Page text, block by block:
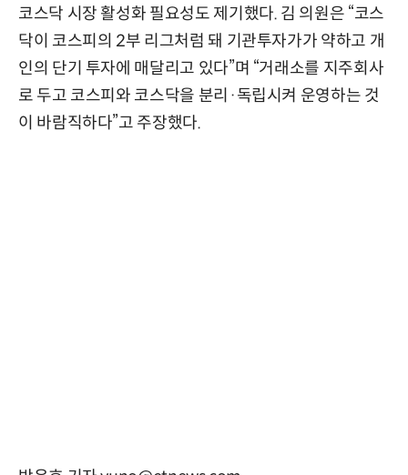
코스닥 시장 활성화 필요성도 제기했다. 김 의원은 “코스
닥이 코스피의 2부 리그처럼 돼 기관투자가가 약하고 개
인의 단기 투자에 매달리고 있다”며 “거래소를 지주회사
로 두고 코스피와 코스닥을 분리·독립시켜 운영하는 것
이 바람직하다”고 주장했다.